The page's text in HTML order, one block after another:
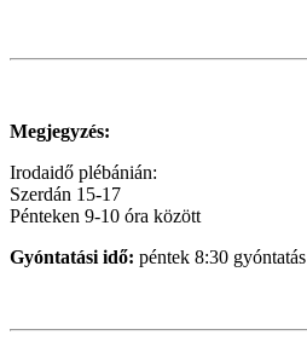
Megjegyzés:
Irodaidő plébánián:
Szerdán 15-17
Pénteken 9-10 óra között
Gyóntatási idő: péntek 8:30 gyóntatás